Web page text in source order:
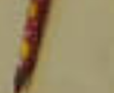
News